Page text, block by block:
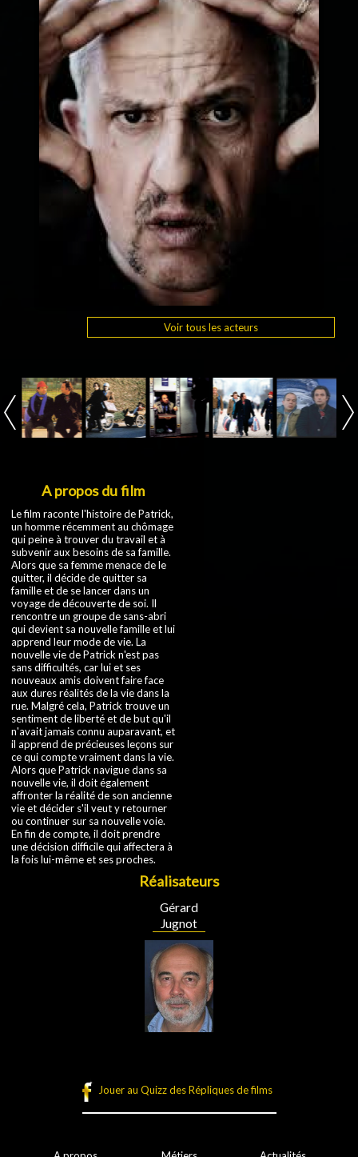
Voir tous les acteurs
A propos du film
Le film raconte l'histoire de Patrick,
un homme récemment au chômage
qui peine à trouver du travail et à
subvenir aux besoins de sa famille.
Alors que sa femme menace de le
quitter, il décide de quitter sa
famille et de se lancer dans un
voyage de découverte de soi. Il
rencontre un groupe de sans-abri
qui devient sa nouvelle famille et lui
apprend leur mode de vie. La
nouvelle vie de Patrick n'est pas
sans difficultés, car lui et ses
nouveaux amis doivent faire face
aux dures réalités de la vie dans la
rue. Malgré cela, Patrick trouve un
sentiment de liberté et de but qu'il
n'avait jamais connu auparavant, et
il apprend de précieuses leçons sur
ce qui compte vraiment dans la vie.
Alors que Patrick navigue dans sa
nouvelle vie, il doit également
affronter la réalité de son ancienne
vie et décider s'il veut y retourner
ou continuer sur sa nouvelle voie.
En fin de compte, il doit prendre
une décision difficile qui affectera à
la fois lui-même et ses proches.
Réalisateurs
Gérard
Jugnot
Jouer au Quizz des Répliques de films